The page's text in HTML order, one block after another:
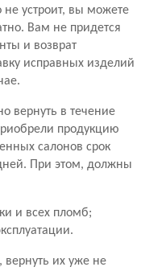
не устроит, вы можете
Вам не придется
и возврат
исправных изделий
вернуть в течение
продукцию
салонов срок
При этом, должны
и всех пломб;
их уже не